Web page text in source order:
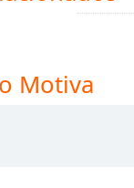
Motiva